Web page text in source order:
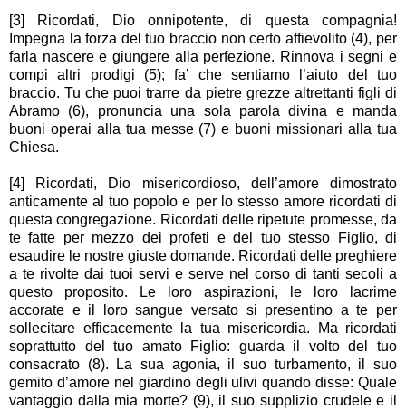
[3] Ricordati, Dio onnipotente, di questa compagnia!
Impegna la forza del tuo braccio non certo affievolito (4), per
farla nascere e giungere alla perfezione. Rinnova i segni e
compi altri prodigi (5); fa’ che sentiamo l’aiuto del tuo
braccio. Tu che puoi trarre da pietre grezze altrettanti figli di
Abramo (6), pronuncia una sola parola divina e manda
buoni operai alla tua messe (7) e buoni missionari alla tua
Chiesa.
[4] Ricordati, Dio misericordioso, dell’amore dimostrato
anticamente al tuo popolo e per lo stesso amore ricordati di
questa congregazione. Ricordati delle ripetute promesse, da
te fatte per mezzo dei profeti e del tuo stesso Figlio, di
esaudire le nostre giuste domande. Ricordati delle preghiere
a te rivolte dai tuoi servi e serve nel corso di tanti secoli a
questo proposito. Le loro aspirazioni, le loro lacrime
accorate e il loro sangue versato si presentino a te per
sollecitare efficacemente la tua misericordia. Ma ricordati
soprattutto del tuo amato Figlio: guarda il volto del tuo
consacrato (8). La sua agonia, il suo turbamento, il suo
gemito d’amore nel giardino degli ulivi quando disse: Quale
vantaggio dalla mia morte? (9), il suo supplizio crudele e il